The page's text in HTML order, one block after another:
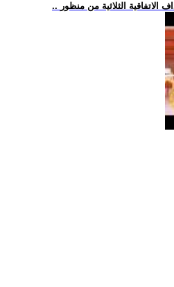
الثلاثية من منظور